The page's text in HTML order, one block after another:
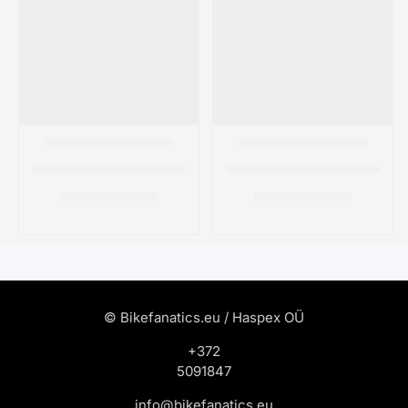
© Bikefanatics.eu / Haspex OÜ
+372
5091847